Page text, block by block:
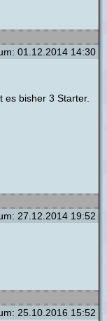
01.12.2014 14:30
bisher 3 Starter.
27.12.2014 19:52
25.10.2016 15:52